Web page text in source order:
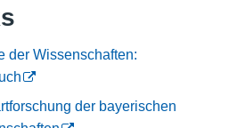
der Wissenschaften:
der bayerischen